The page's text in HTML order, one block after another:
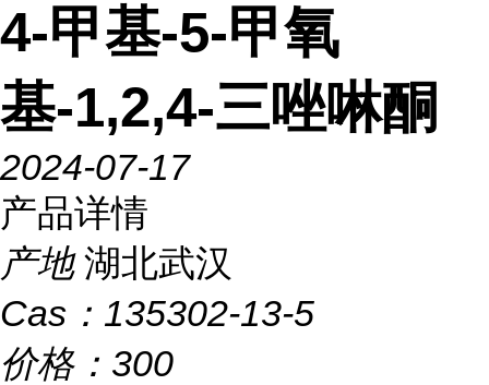
4-甲基-5-甲氧
基-1,2,4-三唑啉酮
2024-07-17
产品详情
产地 湖北武汉
Cas： 135302-13-5
价格： 300